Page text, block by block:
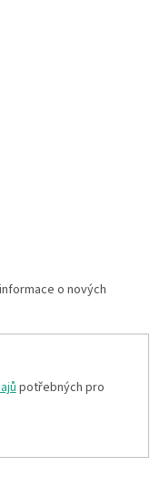
o nových
potřebných pro